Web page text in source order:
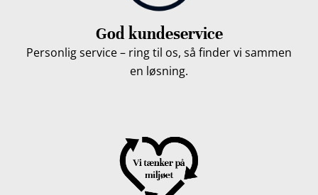
God kundeservice
Personlig service – ring til os, så finder vi sammen
en løsning.